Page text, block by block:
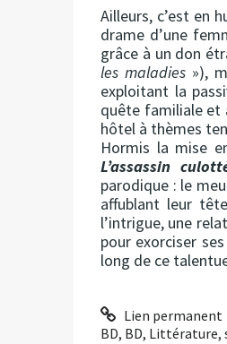
Ailleurs, c’est en
drame d’une
grâce à un don
les maladies »),
exploitant la
quête familiale et
hôtel à thèmes
Hormis la mise
L’assassin
parodique : le
affublant leur
l’intrigue, une
pour exorciser
long de ce
Lien permanent
BD, BD, Littérature,